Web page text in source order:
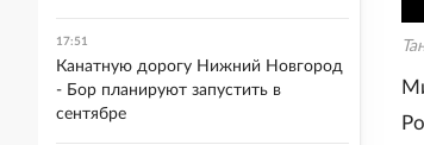
17:51
Канатную дорогу Нижний Новгород
- Бор планируют запустить в
сентябре